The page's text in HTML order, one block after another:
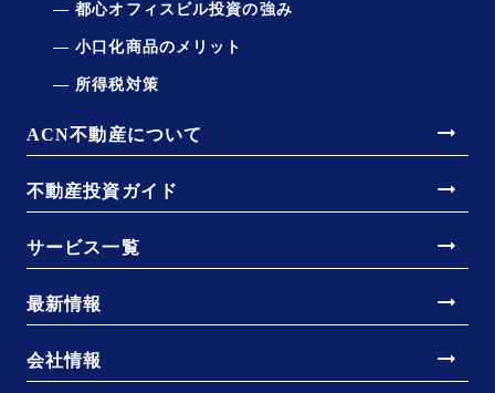
都心オフィスビル投資の強み
小口化商品のメリット
所得税対策
ACN不動産について arrow_right_alt
不動産投資ガイド arrow_right_alt
サービス一覧 arrow_right_alt
最新情報 arrow_right_alt
会社情報 arrow_right_alt